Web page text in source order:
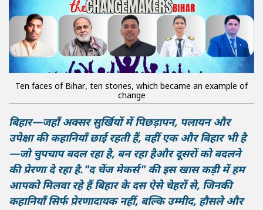
Ten faces of Bihar, ten stories, which became an example of
change
बिहार—जहाँ अक्सर सुर्खियों में पिछड़ापन, पलायन और
उपेक्षा की कहानियाँ छाई रहती हैं, वहीं एक और बिहार भी है
—जो चुपचाप बदल रहा है, बन रहा हैऔर दूसरों को बदलने
की प्रेरणा दे रहा है."द चेंज मेकर्स" की इस खास कड़ी में हम
आपको मिलवा रहे हैं बिहार के दस ऐसे चेहरों से, जिनकी
कहानियाँ सिर्फ प्रेरणादायक नहीं, बल्कि उम्मीद, हौसले और